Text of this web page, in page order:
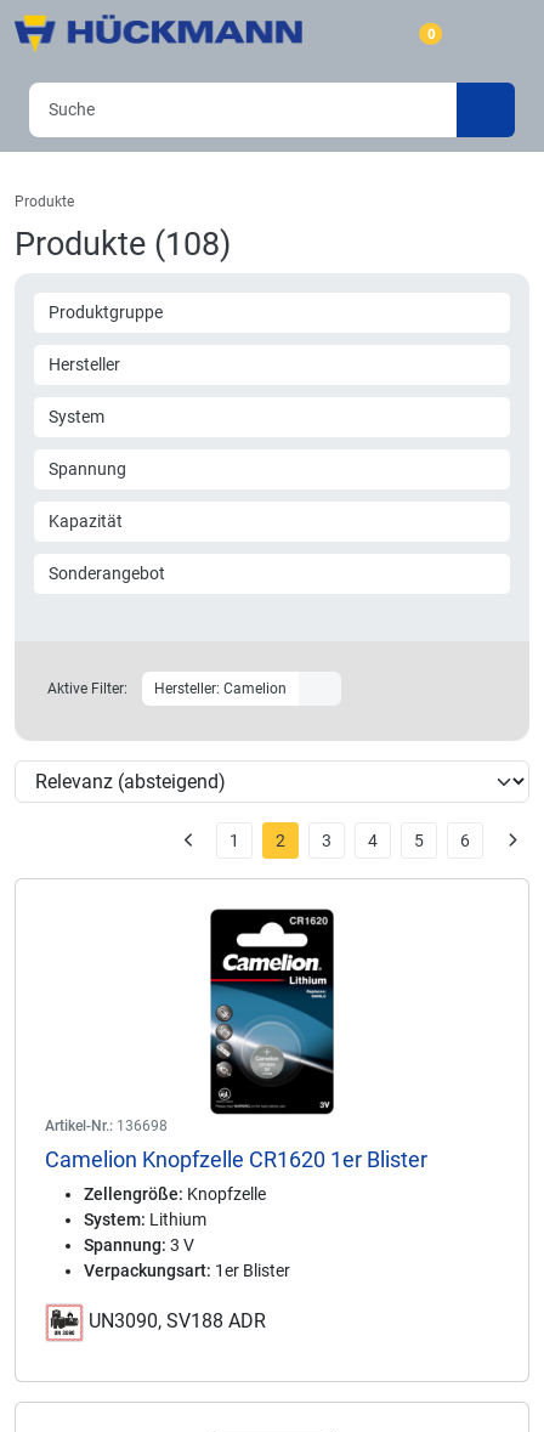
0
Produkte
Produkte (108)
Produktgruppe
Hersteller
System
Spannung
Kapazität
Sonderangebot
Aktive Filter: Hersteller: Camelion
1 2 3 4 5 6
Artikel-Nr.: 136698
Camelion Knopfzelle CR1620 1er Blister
Zellengröße: Knopfzelle
System: Lithium
Spannung: 3 V
Verpackungsart: 1er Blister
UN3090, SV188 ADR